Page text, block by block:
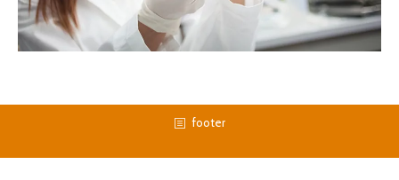
footer